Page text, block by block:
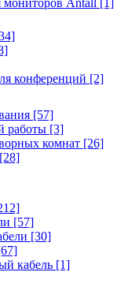
Antall [1]
конференций [2]
[57]
работы [3]
комнат [26]
[28]
[57]
[30]
кабель [1]